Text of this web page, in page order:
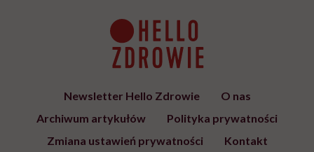
Newsletter Hello Zdrowie
O nas
Archiwum artykułów
Polityka prywatności
Zmiana ustawień prywatności
Kontakt